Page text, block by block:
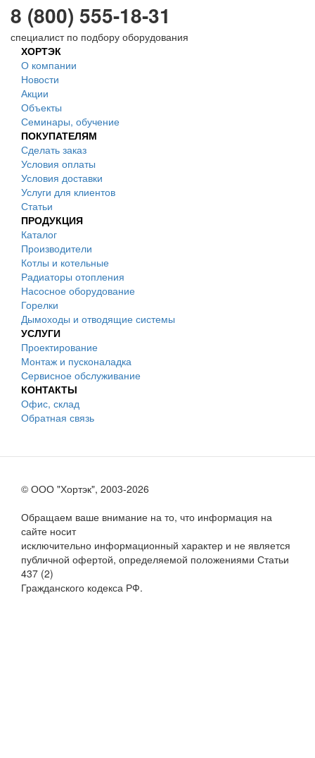
8 (800) 555-18-31
специалист по подбору оборудования
ХОРТЭК
О компании
Новости
Акции
Объекты
Семинары, обучение
ПОКУПАТЕЛЯМ
Сделать заказ
Условия оплаты
Условия доставки
Услуги для клиентов
Статьи
ПРОДУКЦИЯ
Каталог
Производители
Котлы и котельные
Радиаторы отопления
Насосное оборудование
Горелки
Дымоходы и отводящие системы
УСЛУГИ
Проектирование
Монтаж и пусконаладка
Сервисное обслуживание
КОНТАКТЫ
Офис, склад
Обратная связь
© ООО "Хортэк", 2003-2026
Обращаем ваше внимание на то, что информация на
сайте носит
исключительно информационный характер и не является
публичной офертой, определяемой положениями Статьи
437 (2)
Гражданского кодекса РФ.